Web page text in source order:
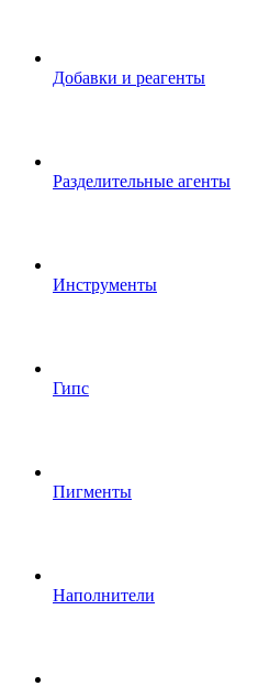
Добавки и реагенты
Разделительные агенты
Инструменты
Гипс
Пигменты
Наполнители